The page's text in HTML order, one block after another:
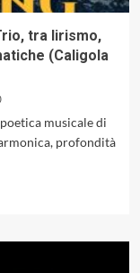
tra lirismo,
(Caligola
musicale di
profondità